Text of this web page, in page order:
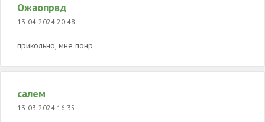
Ожаопрвд
13-04-2024 20:48
прикольно, мне понр
салем
13-03-2024 16:35